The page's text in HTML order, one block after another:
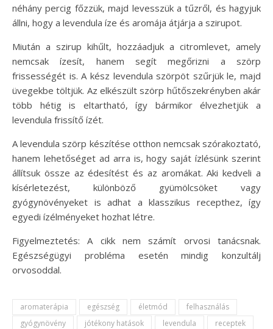
néhány percig főzzük, majd levesszük a tűzről, és hagyjuk
állni, hogy a levendula íze és aromája átjárja a szirupot.
Miután a szirup kihűlt, hozzáadjuk a citromlevet, amely
nemcsak ízesít, hanem segít megőrizni a szörp
frissességét is. A kész levendula szörpöt szűrjük le, majd
üvegekbe töltjük. Az elkészült szörp hűtőszekrényben akár
több hétig is eltartható, így bármikor élvezhetjük a
levendula frissítő ízét.
A levendula szörp készítése otthon nemcsak szórakoztató,
hanem lehetőséget ad arra is, hogy saját ízlésünk szerint
állítsuk össze az édesítést és az aromákat. Aki kedveli a
kísérletezést, különböző gyümölcsöket vagy
gyógynövényeket is adhat a klasszikus recepthez, így
egyedi ízélményeket hozhat létre.
Figyelmeztetés: A cikk nem számít orvosi tanácsnak.
Egészségügyi probléma esetén mindig konzultálj
orvosoddal.
aromaterápia egészség életmód
felhasználás
gyógynövény
jótékony hatások levendula
receptek